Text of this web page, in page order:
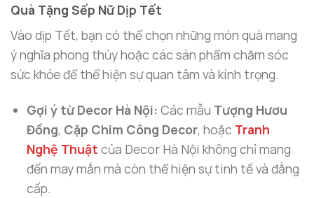
Quà Tặng Sếp Nữ Dịp Tết
Vào dịp Tết, bạn có thể chọn những món quà mang
ý nghĩa phong thủy hoặc các sản phẩm chăm sóc
sức khỏe để thể hiện sự quan tâm và kính trọng.
Gợi ý từ Decor Hà Nội: Các mẫu Tượng Hươu
Đồng, Cặp Chim Công Decor, hoặc Tranh
Nghệ Thuật của Decor Hà Nội không chỉ mang
đến may mắn mà còn thể hiện sự tinh tế và đẳng
cấp.